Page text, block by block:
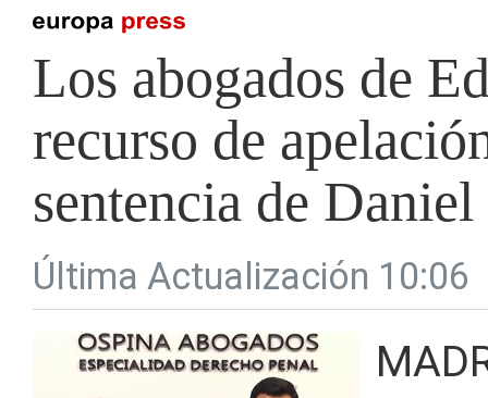
Los abogados de
recurso de
sentencia de Daniel
Última Actualización 10:06